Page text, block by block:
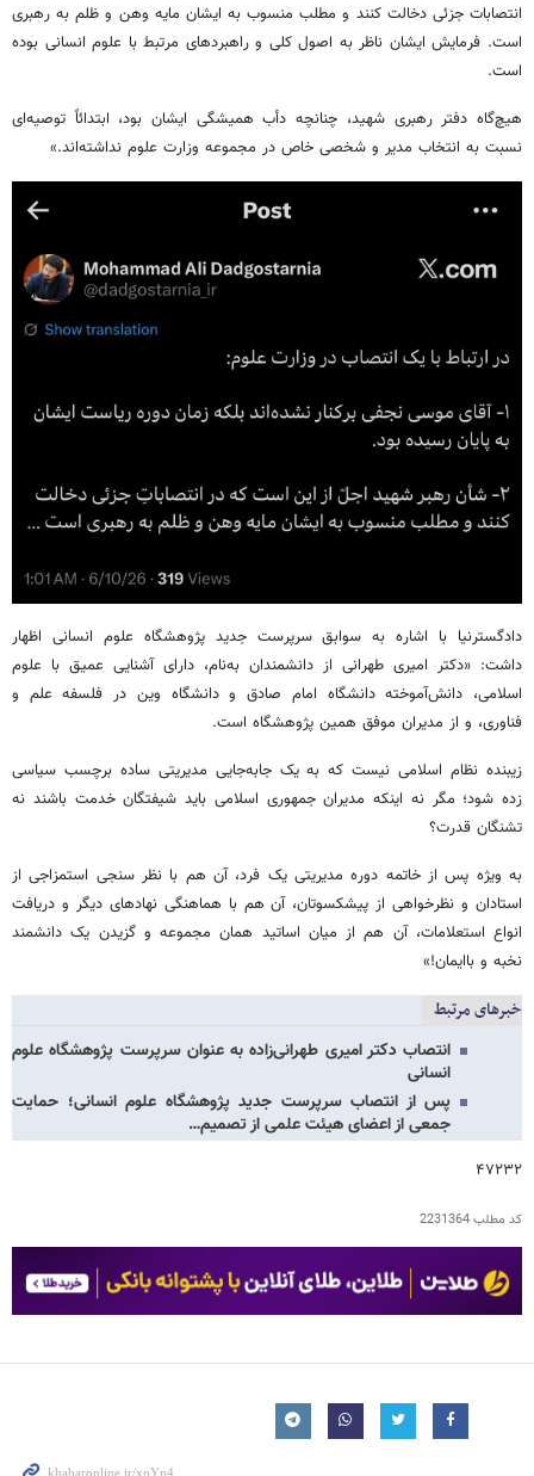
انتصابات جزئی دخالت کنند و مطلب منسوب به ایشان مایه وهن و ظلم به رهبری
است. فرمایش ایشان ناظر به اصول کلی و راهبردهای مرتبط با علوم انسانی بوده
است.
هیچ‌گاه دفتر رهبری شهید، چنانچه دأب همیشگی ایشان بود، ابتدائاً توصیه‌ای
نسبت به انتخاب مدیر و شخصی خاص در مجموعه وزارت علوم نداشته‌اند.»
دادگسترنیا با اشاره به سوابق سرپرست جدید پژوهشگاه علوم انسانی اظهار
داشت: «دکتر امیری طهرانی از دانشمندان به‌نام، دارای آشنایی عمیق با علوم
اسلامی، دانش‌آموخته دانشگاه امام صادق و دانشگاه وین در فلسفه علم و
فناوری، و از مدیران موفق همین پژوهشگاه است.
زیبنده نظام اسلامی نیست که به یک جابه‌جایی مدیریتی ساده برچسب سیاسی
زده شود؛ مگر نه اینکه مدیران جمهوری اسلامی باید شیفتگان خدمت باشند نه
تشنگان قدرت؟
به ویژه پس از خاتمه دوره مدیریتی یک فرد، آن هم با نظر سنجی استمزاجی از
استادان و نظرخواهی از پیشکسوتان، آن هم با هماهنگی نهادهای دیگر و دریافت
انواع استعلامات، آن هم از میان اساتید همان مجموعه و گزیدن یک دانشمند
نخبه و باایمان!»
خبرهای مرتبط
انتصاب دکتر امیری طهرانی‌زاده به عنوان سرپرست پژوهشگاه علوم
انسانی
پس از انتصاب سرپرست جدید پژوهشگاه علوم انسانی؛ حمایت
جمعی از اعضای هیئت علمی از تصمیم…
۴۷۲۳۲
کد مطلب2231364